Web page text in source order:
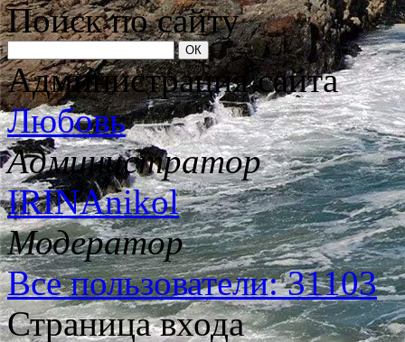
Поиск по сайту
Администрация сайта
Любовь
Администратор
IRINAnikol
Модератор
Все пользователи: 31103
Страница входа